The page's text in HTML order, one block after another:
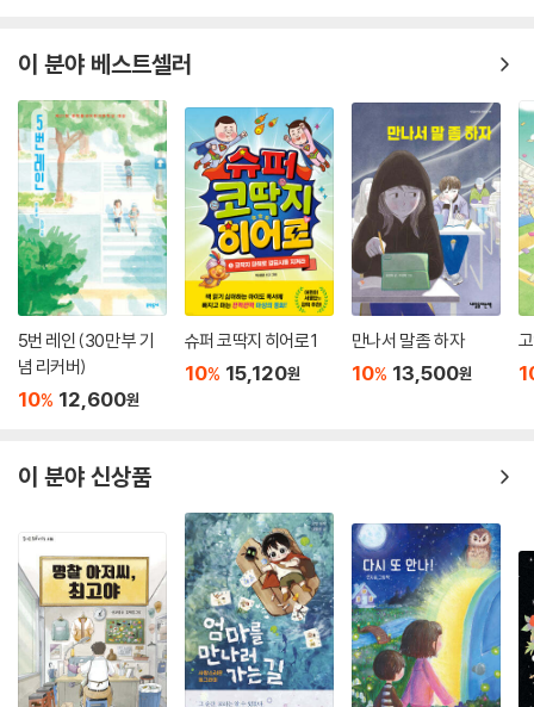
이는 베어 그릴스가 영국의 공수특전단에서 생존 전문가로 고도의 훈련을
받았기에 가능한 일이다. 혹독한 자연 속에서 살아남는 이야기는 여러 책
과 TV 프로그램에서 다루지만 베어 그릴스가 특별한 이유는 그가 무턱대
고 자연에 맞서는 것이 아니라 이처럼 학창 시절부터 철저한 전문성으로
무장했다는 데 있다.
열세 살 벡 그랜저와 함께 떠나는 서바이벌 탐험!
주의! 절대 절대 따라하지 말 것!
소설의 주인공 열세 살 벡 그랜저는 베어 그릴스의 분신이기도 하다. 어렸
을 때부터 아버지에게 바다와 산에 대해 배우며 자란 베어 그릴스처럼, 벡
그랜저 역시 그린포스의 특수작전담당관을 지낸 아버지에게 다양한 생존
서 그는 과학 교과서 같은 지식을 활용하며 위험을 헤쳐 나간다. 모험을 떠
난 벡과 친구들은 거듭되는 위험 속에서 구사일생으로 살아남으며 모험을
계속한다. 그러나 그런 벡에게도 예측할 수 없는 위험이 닥치고, 생존이 가
능한 시간은 줄어든다.
벡은 과연 위험 속에서 무사히 탈출하고 거대 기업 루모스의 계략을 밝혀
이 분야 베스트셀러
5번 레인 (30만 부 기
념 리커버)
10% 12,600원
슈퍼 코딱지 히어로 1
10% 15,120원
만나서 말 좀 하자
10% 13,500원
이 분야 신상품